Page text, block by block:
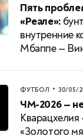
Пять
«Реале»:
внутренние
Мбаппе —
ФУТБОЛ • 30/05/
ЧМ-2026 —
«Золотого